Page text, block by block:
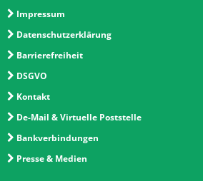
Impressum
Datenschutzerklärung
Barrierefreiheit
DSGVO
Kontakt
De-Mail & Virtuelle Poststelle
Bankverbindungen
Presse & Medien